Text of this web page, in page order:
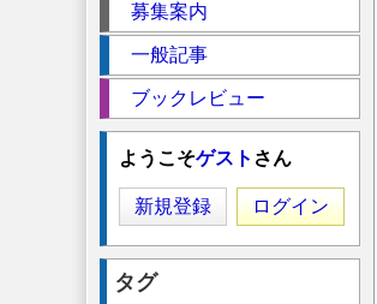
募集案内
一般記事
ブックレビュー
ようこそゲスト さん
新規登録 ログイン
タグ